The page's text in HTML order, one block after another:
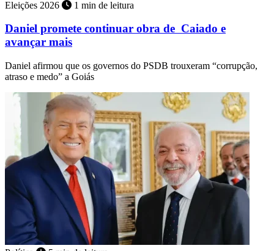
Eleições 2026 1 min de leitura
Daniel promete continuar obra de Caiado e
avançar mais
Daniel afirmou que os governos do PSDB trouxeram “corrupção,
atraso e medo” a Goiás